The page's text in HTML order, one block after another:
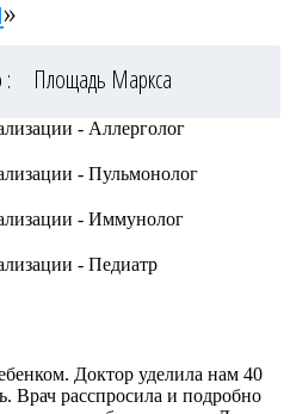
»
: Площадь Маркса
- Аллерголог
- Пульмонолог
- Иммунолог
- Педиатр
Доктор уделила нам 40
Врач расспросила и подробно